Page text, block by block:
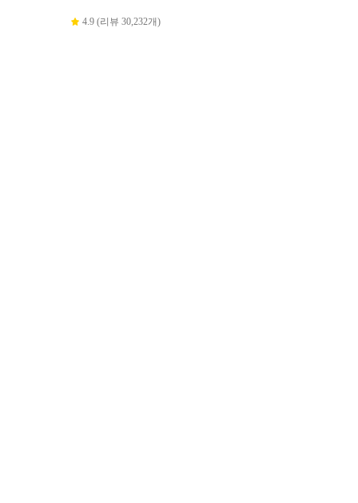
4.9 (리뷰 30,232개)